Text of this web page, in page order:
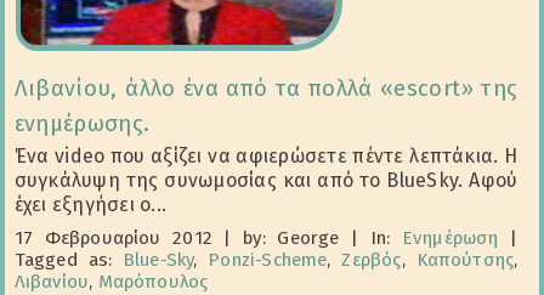
Λιβανίου, άλλο ένα από τα πολλά «escort» της
ενημέρωσης.
Ένα video που αξίζει να αφιερώσετε πέντε λεπτάκια. Η
συγκάλυψη της συνωμοσίας και από το BlueSky. Αφού
έχει εξηγήσει ο...
17 Φεβρουαρίου 2012 by: George In: Ενημέρωση
Tagged as:
Blue-Sky, Ponzi-Scheme,Ζερβός, Καπούτσης,
Λιβανίου, Μαρόπουλος